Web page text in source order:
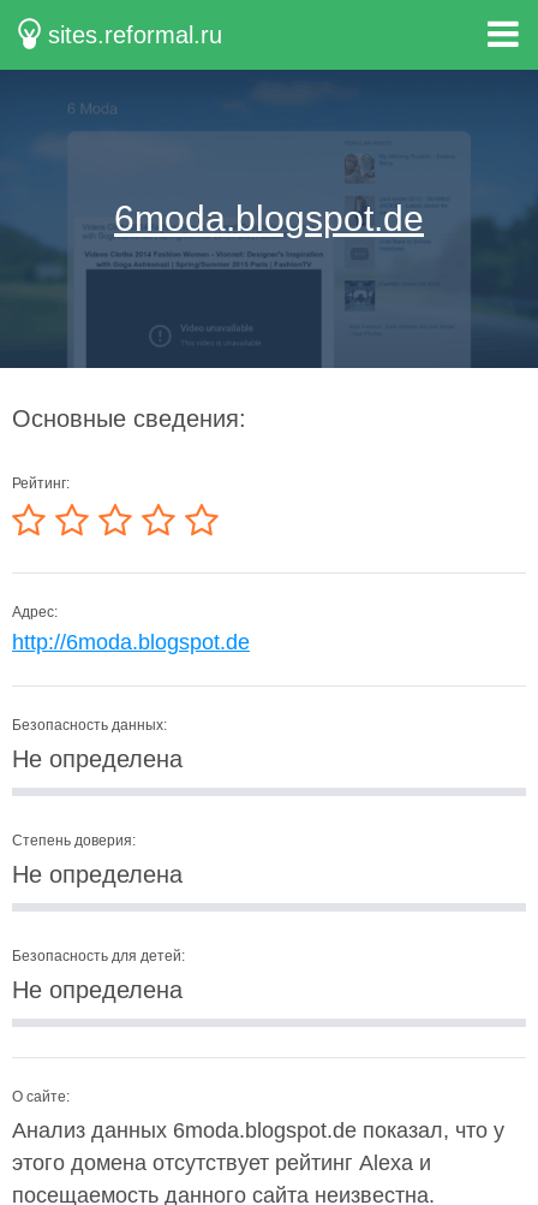
sites.reformal.ru
6moda.blogspot.de
Основные сведения:
Рейтинг:
Адрес:
http://6moda.blogspot.de
Безопасность данных:
Не определена
Степень доверия:
Не определена
Безопасность для детей:
Не определена
О сайте:
Анализ данных 6moda.blogspot.de показал, что у
этого домена отсутствует рейтинг Alexa и
посещаемость данного сайта неизвестна.